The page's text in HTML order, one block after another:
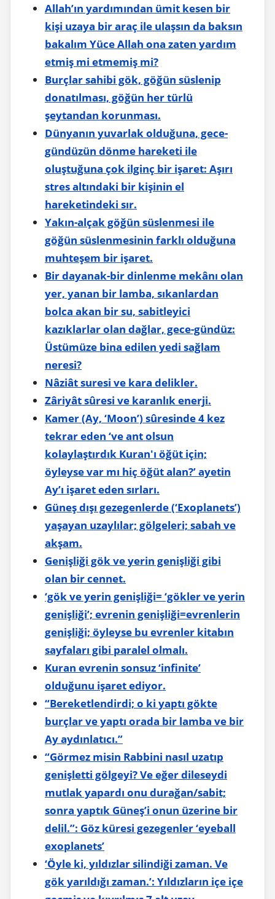
Allah’ın yardımından ümit kesen bir
kişi uzaya bir araç ile ulaşsın da baksın
bakalım Yüce Allah ona zaten yardım
etmiş mi etmemiş mi?
Burçlar sahibi gök, göğün süslenip
donatılması, göğün her türlü
şeytandan korunması.
Dünyanın yuvarlak olduğuna, gece-
gündüzün dönme hareketi ile
oluştuğuna çok ilginç bir işaret: Aşırı
stres altındaki bir kişinin el
hareketindeki sır.
Yakın-alçak göğün süslenmesi ile
göğün süslenmesinin farklı olduğuna
muhteşem bir işaret.
Bir dayanak-bir dinlenme mekânı olan
yer, yanan bir lamba, sıkanlardan
bolca akan bir su, sabitleyici
kazıklarlar olan dağlar, gece-gündüz:
Üstümüze bina edilen yedi sağlam
neresi?
Nâziât suresi ve kara delikler.
Zâriyât sûresi ve karanlık enerji.
Kamer (Ay, ‘Moon’) sûresinde 4 kez
tekrar eden ‘ve ant olsun
kolaylaştırdık Kuran'ı öğüt için;
öyleyse var mı hiç öğüt alan?’ ayetin
Ay’ı işaret eden sırları.
Güneş dışı gezegenlerde (‘Exoplanets’)
yaşayan uzaylılar; gölgeleri; sabah ve
akşam.
Genişliği gök ve yerin genişliği gibi
olan bir cennet.
‘gök ve yerin genişliği= ‘gökler ve yerin
genişliği’; evrenin genişliği=evrenlerin
genişliği; öyleyse bu evrenler kitabın
sayfaları gibi paralel olmalı.
Kuran evrenin sonsuz ‘infinite’
olduğunu işaret ediyor.
“Bereketlendirdi; o ki yaptı gökte
burçlar ve yaptı orada bir lamba ve bir
Ay aydınlatıcı.”
“Görmez misin Rabbini nasıl uzatıp
genişletti gölgeyi? Ve eğer dileseydi
mutlak yapardı onu durağan/sabit;
sonra yaptık Güneş’i onun üzerine bir
delil.”: Göz küresi gezegenler ‘eyeball
exoplanets’
‘Öyle ki, yıldızlar silindiği zaman. Ve
gök yarıldığı zaman.’: Yıldızların içe içe